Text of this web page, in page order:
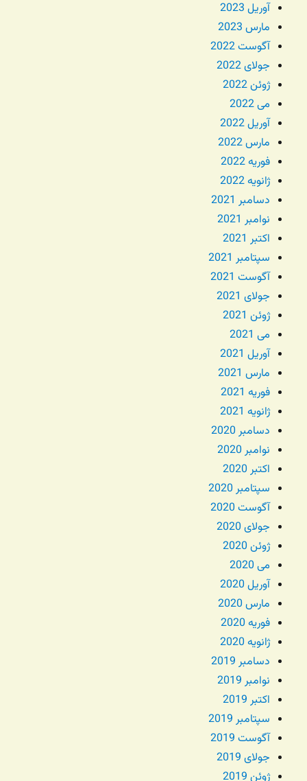
آوریل 2023
مارس 2023
آگوست 2022
جولای 2022
ژوئن 2022
می 2022
آوریل 2022
مارس 2022
فوریه 2022
ژانویه 2022
دسامبر 2021
نوامبر 2021
اکتبر 2021
سپتامبر 2021
آگوست 2021
جولای 2021
ژوئن 2021
می 2021
آوریل 2021
مارس 2021
فوریه 2021
ژانویه 2021
دسامبر 2020
نوامبر 2020
اکتبر 2020
سپتامبر 2020
آگوست 2020
جولای 2020
ژوئن 2020
می 2020
آوریل 2020
مارس 2020
فوریه 2020
ژانویه 2020
دسامبر 2019
نوامبر 2019
اکتبر 2019
سپتامبر 2019
آگوست 2019
جولای 2019
ژوئن 2019